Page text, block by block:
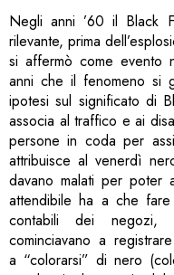
Negli anni ’60 il Black
rilevante, prima
si affermò come evento
anni che il fenomeno si
ipotesi sul significato di
associa al traffico e ai
persone in coda per
attribuisce al venerdì
davano malati per poter
attendibile ha a che
contabili dei negozi,
cominciavano a
a “colorarsi” di nero